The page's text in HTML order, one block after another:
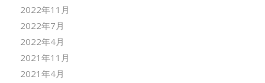
2022年11月
2022年7月
2022年4月
2021年11月
2021年4月